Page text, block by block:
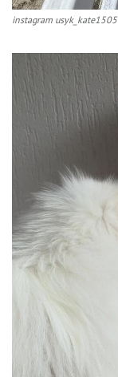
instagram usyk_kate1505